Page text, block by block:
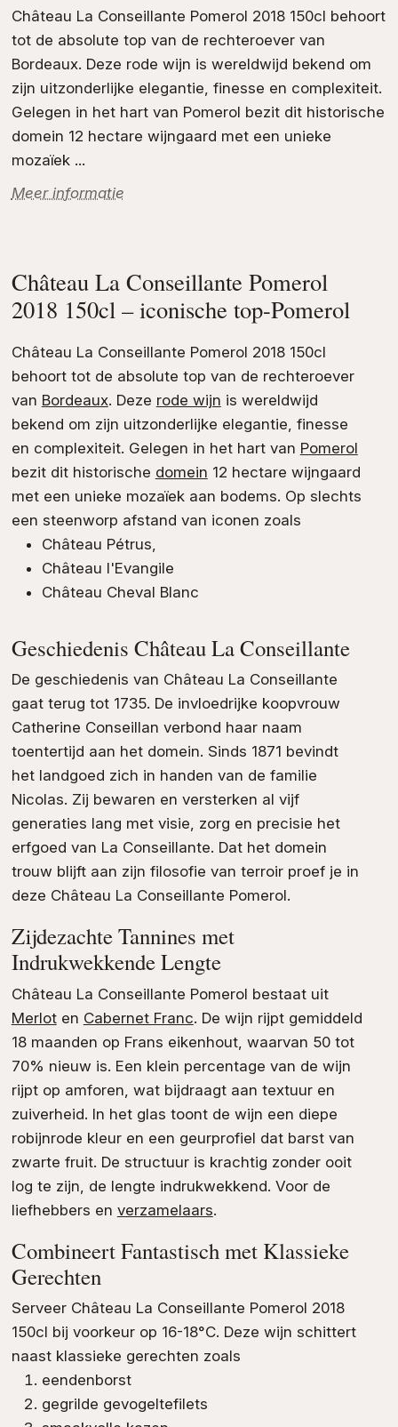
Château La Conseillante Pomerol 2018 150cl behoort
tot de absolute top van de rechteroever van
Bordeaux. Deze rode wijn is wereldwijd bekend om
zijn uitzonderlijke elegantie, finesse en complexiteit.
Gelegen in het hart van Pomerol bezit dit historische
domein 12 hectare wijngaard met een unieke
mozaïek ...
Meer informatie
Château La Conseillante Pomerol
2018 150cl – iconische top-Pomerol
Château La Conseillante Pomerol 2018 150cl
behoort tot de absolute top van de rechteroever
van Bordeaux. Deze rode wijn is wereldwijd
bekend om zijn uitzonderlijke elegantie, finesse
en complexiteit. Gelegen in het hart van Pomerol
bezit dit historische domein 12 hectare wijngaard
met een unieke mozaïek aan bodems. Op slechts
een steenworp afstand van iconen zoals
Château Pétrus,
Château l'Evangile
Château Cheval Blanc
Geschiedenis Château La Conseillante
De geschiedenis van Château La Conseillante
gaat terug tot 1735. De invloedrijke koopvrouw
Catherine Conseillan verbond haar naam
toentertijd aan het domein. Sinds 1871 bevindt
het landgoed zich in handen van de familie
Nicolas. Zij bewaren en versterken al vijf
generaties lang met visie, zorg en precisie het
erfgoed van La Conseillante. Dat het domein
trouw blijft aan zijn filosofie van terroir proef je in
deze Château La Conseillante Pomerol.
Zijdezachte Tannines met
Indrukwekkende Lengte
Château La Conseillante Pomerol bestaat uit
Merloten Cabernet Franc. De wijn rijpt gemiddeld
18 maanden op Frans eikenhout, waarvan 50 tot
70% nieuw is. Een klein percentage van de wijn
rijpt op amforen, wat bijdraagt aan textuur en
zuiverheid. In het glas toont de wijn een diepe
robijnrode kleur en een geurprofiel dat barst van
zwarte fruit. De structuur is krachtig zonder ooit
log te zijn, de lengte indrukwekkend. Voor de
liefhebbers en verzamelaars.
Combineert Fantastisch met Klassieke
Gerechten
Serveer Château La Conseillante Pomerol 2018
150cl bij voorkeur op 16-18°C. Deze wijn schittert
naast klassieke gerechten zoals
eendenborst
gegrilde gevogeltefilets